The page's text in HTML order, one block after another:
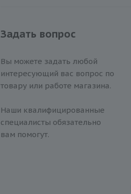
Задать вопрос
Вы можете задать любой
интересующий вас вопрос по
товару или работе магазина.
Наши квалифицированные
специалисты обязательно
вам помогут.